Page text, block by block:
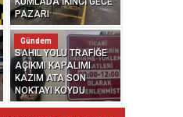
PAZARI
SAHİL YOLU TRAFİĞE
AÇIKMI KAPALIMI
KAZIM ATA SON
NOKTAYI KOYDU
Gündem